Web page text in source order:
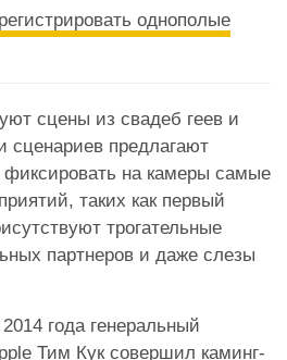
однополые
сцены из свадеб геев и
сценариев предлагают
на камеры самые
таких как первый
трогательные
партнеров и даже слезы
года генеральный
Тим Кук совершил каминг-